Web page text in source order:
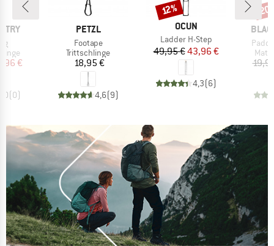
Preis
€
(0)
MARKE
PETZL
Artikel
Footape
Produktgruppe
Trittschlinge
Preis
18,95 €
4,6(9)
MARKE
OCUN
Artikel
Ladder H-Step
Preis
49,95 €reduzierter Preis
43,96 €
4,3(6)
Rabatt
12%
Artikel